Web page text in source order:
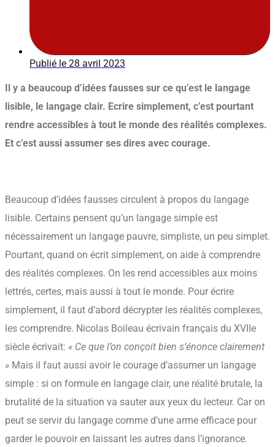
Publié le 28 avril 2023
Il y a beaucoup d’idées fausses sur ce qu’est le langage
lisible, le langage clair. Ecrire simplement, c’est pourtant
rendre accessibles à tout le monde des réalités complexes.
Et c’est aussi assumer ses dires avec courage.
Beaucoup d’idées fausses circulent à propos du langage
lisible. Certains pensent qu’un langage simple est
nécessairement un langage pauvre, simpliste, un peu simplet.
Pourtant, quand on écrit simplement, on aide à comprendre
des réalités complexes. On les rend accessibles aux moins
lettrés, certes, mais aussi à tout le monde. Pour écrire
simplement, il faut d’abord décrypter les réalités complexes,
les comprendre. Nicolas Boileau écrivain français du XVIIe
siècle écrivait: « Ce que l’on conçoit bien s’énonce clairement
» Mais il faut aussi avoir le courage d’assumer un langage
simple : si on formule en langage clair, une réalité brutale, la
brutalité de la situation va sauter aux yeux du lecteur. Car on
peut se servir du langage comme d’une arme efficace pour
garder le pouvoir en laissant les autres dans l’ignorance.